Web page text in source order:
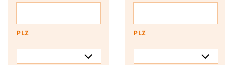
PLZ PLZ